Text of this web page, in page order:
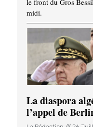
le front du Gros
midi.
La diaspora
l’appel de